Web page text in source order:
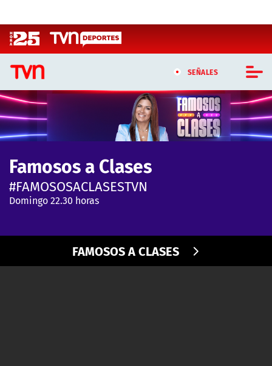
SEÑALES
CASTING MASTERCHEF CHILE
CASTING TVN VERTICAL
TVN VERTICAL
TVN PLAY
Famosos a Clases
#FAMOSOSACLASESTVN
Domingo 22.30 horas
FAMOSOS A CLASES